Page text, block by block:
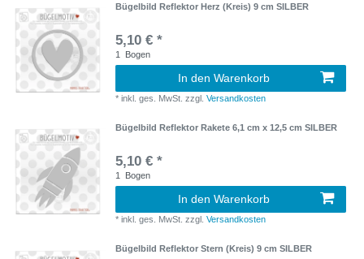
Bügelbild Reflektor Herz (Kreis) 9 cm SILBER
5,10 € *
1 Bogen
In den Warenkorb
*inkl. ges. MwSt. zzgl.Versandkosten
Bügelbild Reflektor Rakete 6,1 cm x 12,5 cm SILBER
5,10 € *
1 Bogen
In den Warenkorb
*inkl. ges. MwSt. zzgl.Versandkosten
Bügelbild Reflektor Stern (Kreis) 9 cm SILBER